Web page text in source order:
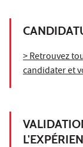
> Retrouvez
candidater et